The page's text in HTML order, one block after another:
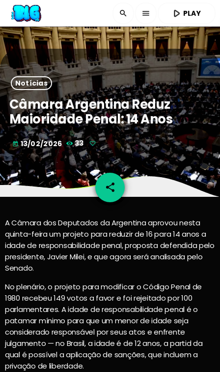
search menu play_arrow PLAY
Notícias
Câmara Argentina Reduz
Maioridade Penal: 14 Anos
today 13/02/2026 33
share
email
A Câmara dos Deputados da Argentina aprovou nesta
quinta-feira um projeto para reduzir de 16 para 14 anos a
idade de responsabilidade penal, proposta defendida pelo
presidente, Javier Milei, e que agora será analisada pelo
Senado.
No plenário, o projeto para modificar o Código Penal de
1980 recebeu 149 votos a favor e foi rejeitado por 100
parlamentares. A idade de responsabilidade penal é o
patamar mínimo para que um menor de idade seja
considerado responsável por seus atos e enfrente
julgamento — no Brasil, a idade é de 12 anos, a partid da
qual é possível a aplicação de sanções, que incluem a
privação de liberdade.